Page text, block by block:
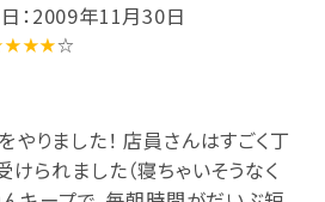
：2009年11月30日
☆
りました！ 店員さんはすごく丁
けられました（寝ちゃいそうなく